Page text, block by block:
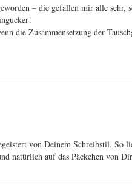
– die gefallen mir alle sehr,
die Zusammensetzung der
von Deinem Schreibstil.
natürlich auf das Päckchen von